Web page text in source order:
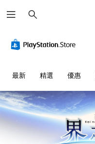
尋
最新 精選 優惠